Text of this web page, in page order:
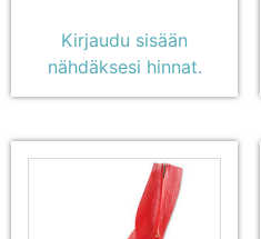
Kirjaudu sisään
nähdäksesi hinnat.